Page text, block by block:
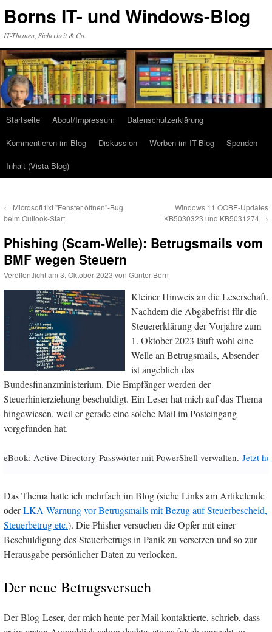
Inhalt
Borns IT- und Windows-Blog
IT-Themen, Sicherheit & Co.
Startseite About/Impressum
Datenschutzerklärung
Kommentieren im Blog
Diskussion Werben im IT-Blog
Spenden
Inhalt (Vista Blog)
← Microsoft fixt "Fenster öffnen"-Bug
beim Outlook-Start
Windows 11 OOBE-Updates
KB5030323 und KB5031274 →
Phishing (Scam-Welle): Betrugsmails vom
BMF wegen Steuern
Veröffentlicht am 3. Oktober 2023 von Günter Born
Kleiner Hinweis an die Leserschaft.
Nachdem die Abgabefrist für die
Steuererklärung der Vorjahre zum
1. Oktober 2023 läuft wohl eine
Welle an Betrugsmails, Absender
ist angeblich das
Bundesfinanzministerium. Die Empfänger werden der
Steuerhinterziehung beschuldigt. Ein Leser hat mich auf das Thema
hingewiesen, weil er gerade eine solche Mail im Posteingang
vorgefunden hat.
eBook: Active Directory-Passwörter mit PowerShell verwalten. Jetzt
Das Thema hatte ich mehrfach im Blog (siehe Links am Artikelende
oderLKA-Warnung vor Betrugsmails mit Bezug auf Steuerbescheid,
Steuerbetrug etc.). Die Phisher versuchen die Opfer mit einer
Beschuldigung des Steuerbetrugs in Panik zu versetzen und so zur
Herausgabe persönlicher Daten zu verlocken.
Der neue Betrugsversuch
Der Blog-Leser, der mich heute per Mail kontaktierte, schrieb, dass